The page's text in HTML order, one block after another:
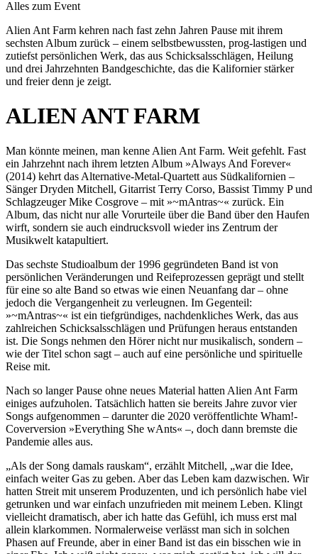
Alles zum Event
Alien Ant Farm kehren nach fast zehn Jahren Pause mit ihrem
sechsten Album zurück – einem selbstbewussten, prog-lastigen und
zutiefst persönlichen Werk, das aus Schicksalsschlägen, Heilung
und drei Jahrzehnten Bandgeschichte, das die Kalifornier stärker
und freier denn je zeigt.
ALIEN ANT FARM
Man könnte meinen, man kenne Alien Ant Farm. Weit gefehlt. Fast
ein Jahrzehnt nach ihrem letzten Album »Always And Forever«
(2014) kehrt das Alternative-Metal-Quartett aus Südkalifornien –
Sänger Dryden Mitchell, Gitarrist Terry Corso, Bassist Timmy P und
Schlagzeuger Mike Cosgrove – mit »~mAntras~« zurück. Ein
Album, das nicht nur alle Vorurteile über die Band über den Haufen
wirft, sondern sie auch eindrucksvoll wieder ins Zentrum der
Musikwelt katapultiert.
Das sechste Studioalbum der 1996 gegründeten Band ist von
persönlichen Veränderungen und Reifeprozessen geprägt und stellt
für eine so alte Band so etwas wie einen Neuanfang dar – ohne
jedoch die Vergangenheit zu verleugnen. Im Gegenteil:
»~mAntras~« ist ein tiefgründiges, nachdenkliches Werk, das aus
zahlreichen Schicksalsschlägen und Prüfungen heraus entstanden
ist. Die Songs nehmen den Hörer nicht nur musikalisch, sondern –
wie der Titel schon sagt – auch auf eine persönliche und spirituelle
Reise mit.
Nach so langer Pause ohne neues Material hatten Alien Ant Farm
einiges aufzuholen. Tatsächlich hatten sie bereits Jahre zuvor vier
Songs aufgenommen – darunter die 2020 veröffentlichte Wham!-
Coverversion »Everything She wAnts« –, doch dann bremste die
Pandemie alles aus.
„Als der Song damals rauskam“, erzählt Mitchell, „war die Idee,
einfach weiter Gas zu geben. Aber das Leben kam dazwischen. Wir
hatten Streit mit unserem Produzenten, und ich persönlich habe viel
getrunken und war einfach unzufrieden mit meinem Leben. Klingt
vielleicht dramatisch, aber ich hatte das Gefühl, ich muss erst mal
allein klarkommen. Normalerweise verlässt man sich in solchen
Phasen auf Freunde, aber in einer Band ist das ein bisschen wie in